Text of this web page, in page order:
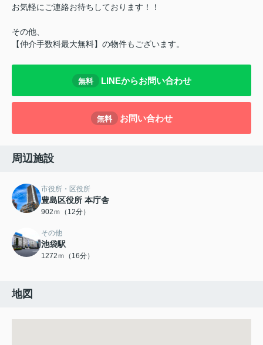
お気軽にご連絡お待ちしております！！
その他、
【仲介手数料最大無料】の物件もございます。
無料 LINEからお問い合わせ
無料 お問い合わせ
周辺施設
市役所・区役所
豊島区役所 本庁舎
902ｍ（12分）
その他
池袋駅
1272ｍ（16分）
地図